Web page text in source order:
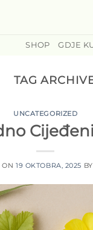
SHOP GDJE
TAG
UNCATEGORIZED
ON19 OKTOBRA, 2025